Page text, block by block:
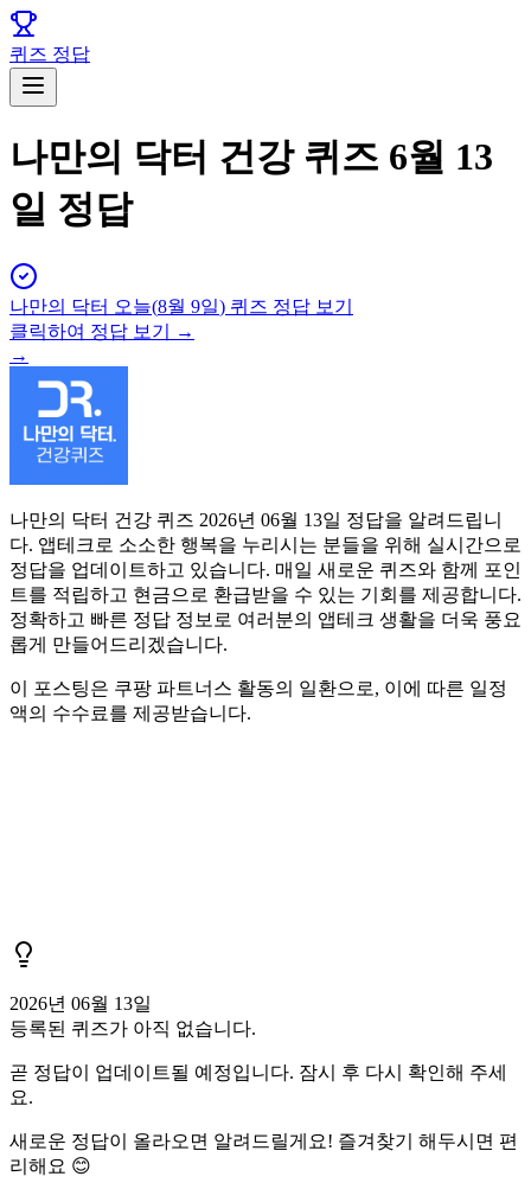
퀴즈 정답
나만의 닥터 건강 퀴즈 6월 13
일 정답
나만의 닥터 오늘(8월 9일) 퀴즈 정답 보기
클릭하여 정답 보기 →
→
나만의 닥터 건강 퀴즈 2026년 06월 13일 정답을 알려드립니
다. 앱테크로 소소한 행복을 누리시는 분들을 위해 실시간으로
정답을 업데이트하고 있습니다. 매일 새로운 퀴즈와 함께 포인
트를 적립하고 현금으로 환급받을 수 있는 기회를 제공합니다.
정확하고 빠른 정답 정보로 여러분의 앱테크 생활을 더욱 풍요
롭게 만들어드리겠습니다.
이 포스팅은 쿠팡 파트너스 활동의 일환으로, 이에 따른 일정
액의 수수료를 제공받습니다.
2026년 06월 13일
등록된 퀴즈가 아직 없습니다.
곧 정답이 업데이트될 예정입니다. 잠시 후 다시 확인해 주세
요.
새로운 정답이 올라오면 알려드릴게요! 즐겨찾기 해두시면 편
리해요 😊